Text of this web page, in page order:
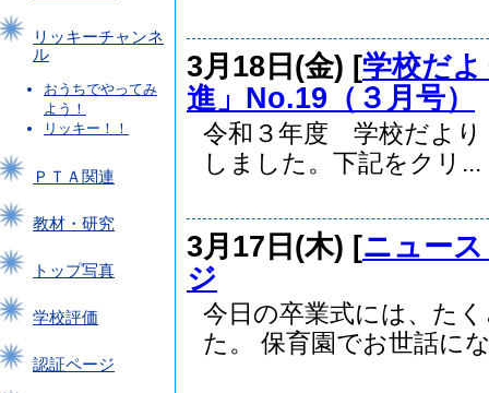
リッキーチャンネ
ル
おうちでやってみ
よう！
リッキー！！
ＰＴＡ関連
教材・研究
トップ写真
学校評価
認証ページ
3月18日(金) [学校だ
進」No.19（３月号）
令和３年度 学校だより
しました。下記をクリ...
3月17日(木) [ニュー
ジ
今日の卒業式には、た
た。 保育園でお世話に